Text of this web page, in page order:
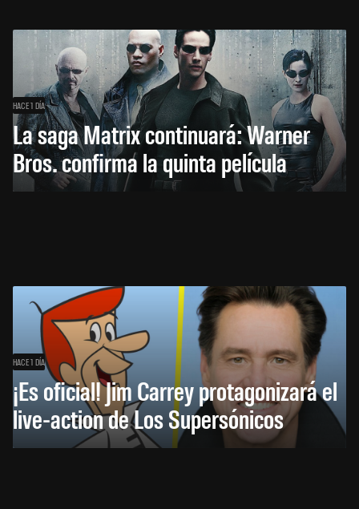
HACE 1 DÍA
La saga Matrix continuará: Warner
Bros. confirma la quinta película
HACE 1 DÍA
¡Es oficial! Jim Carrey protagonizará el
live-action de Los Supersónicos